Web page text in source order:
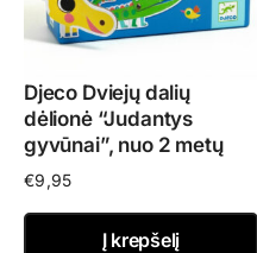
Djeco Dviejų dalių
dėlionė “Judantys
gyvūnai”, nuo 2 metų
€9,95
Į krepšelį